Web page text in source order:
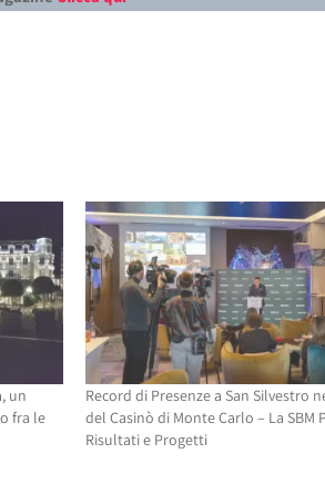
un
fra le
Record di Presenze a San Silvestro
del Casinò di Monte Carlo – La SBM
Risultati e Progetti